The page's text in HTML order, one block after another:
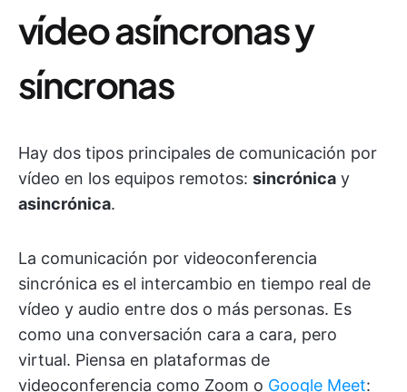
vídeo asíncronas y
síncronas
Hay dos tipos principales de comunicación por
vídeo en los equipos remotos: sincrónica y
asincrónica.
La comunicación por videoconferencia
sincrónica es el intercambio en tiempo real de
vídeo y audio entre dos o más personas. Es
como una conversación cara a cara, pero
virtual. Piensa en plataformas de
videoconferencia como Zoom o Google Meet: